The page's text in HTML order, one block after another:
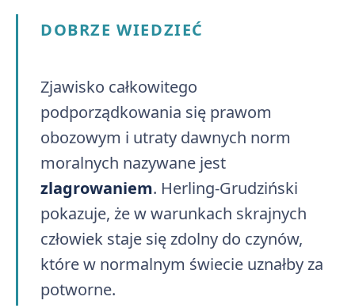
DOBRZE WIEDZIEĆ
Zjawisko całkowitego
podporządkowania się prawom
obozowym i utraty dawnych norm
moralnych nazywane jest
zlagrowaniem. Herling-Grudziński
pokazuje, że w warunkach skrajnych
człowiek staje się zdolny do czynów,
które w normalnym świecie uznałby za
potworne.